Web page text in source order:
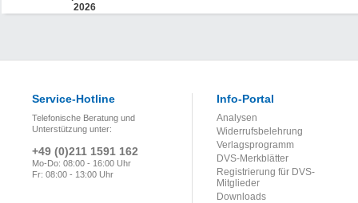
2026
Service-Hotline
Telefonische Beratung und
Unterstützung unter:
+49 (0)211 1591 162
Mo-Do: 08:00 - 16:00 Uhr
Fr: 08:00 - 13:00 Uhr
Info-Portal
Analysen
Widerrufsbelehrung
Verlagsprogramm
DVS-Merkblätter
Registrierung für DVS-
Mitglieder
Downloads